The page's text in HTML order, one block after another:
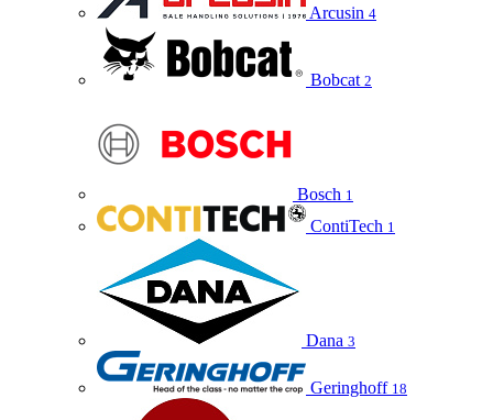
Arcusin 4
Bobcat 2
Bosch 1
ContiTech 1
Dana 3
Geringhoff 18